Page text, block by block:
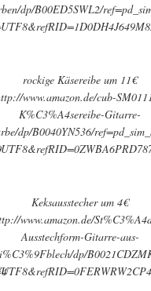
dp/B00ED5SWL2/
rockige Käsereibe um 11€
www.amazon.de/cub-
K%C3%A4sereibe-Gitarre-
dp/B0040YN536/
Keksausstecher um 4€
www.amazon.de/
Ausstechform-Gitarre-aus-
dp/